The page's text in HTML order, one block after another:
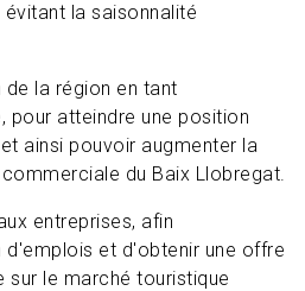
la saisonnalité
la région en tant
pour atteindre une position
ainsi pouvoir augmenter la
du Baix Llobregat.
entreprises, afin
et d'obtenir une offre
le marché touristique